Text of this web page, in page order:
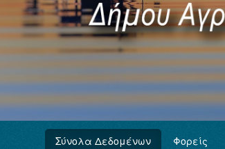
Σύνολα Δεδομένων Φορείς